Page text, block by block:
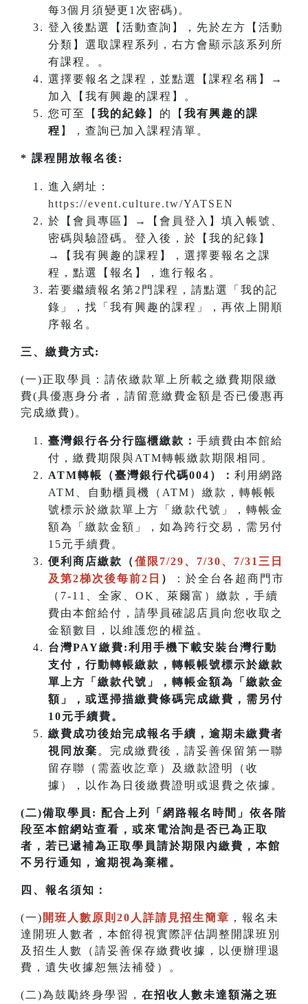
每3個月須變更1次密碼)。
登入後點選【活動查詢】，先於左方【活動
分類】選取課程系列，右方會顯示該系列所
有課程。。
選擇要報名之課程，並點選【課程名稱】→
加入【我有興趣的課程】。
您可至【 我的紀錄 】的【 我有興趣的課
程 】，查詢已加入課程清單。
* 課程開放報名後:
進入網址：
https://event.culture.tw/YATSEN
於【會員專區】→【會員登入】填入帳號、
密碼與驗證碼。登入後，於【我的紀錄】
→【我有興趣的課程】，選擇要報名之課
程，點選【報名】，進行報名。
若要繼續報名第2門課程，請點選「我的記
錄」，找「我有興趣的課程」，再依上開順
序報名。
三、繳費方式:
(一)正取學員：請依繳款單上所載之繳費期限繳
費(具優惠身分者，請留意繳費金額是否已優惠再
完成繳費)。
臺灣銀行各分行臨櫃繳款： 手續費由本館給
付，繳費期限與ATM轉帳繳款期限相同。
ATM轉帳（臺灣銀行代碼004）： 利用網路
ATM、自動櫃員機（ATM）繳款，轉帳帳
號標示於繳款單上方「繳款代號」，轉帳金
額為「繳款金額」，如為跨行交易，需另付
15元手續費。
便利商店繳款（ 僅限7/29、7/30、7/31三日
及第2梯次後每前2日 ）
：於全台各超商門市
（7-11、全家、OK、萊爾富）繳款，手續
費由本館給付，請學員確認店員向您收取之
金額數目，以維護您的權益。
台灣PAY繳費:利用手機下載安裝台灣行動
支付，行動轉帳繳款，轉帳帳號標示於繳款
單上方「繳款代號」，轉帳金額為「繳款金
額」，或逕掃描繳費條碼完成繳費，需另付
10元手續費。
繳費成功後始完成報名手續，逾期未繳費者
視同放棄。完成繳費後，請妥善保留第一聯
留存聯（需蓋收訖章）及繳款證明（收
據），以作為日後繳費證明或退費之依據。
(二)備取學員: 配合上列「網路報名時間」依各階
段至本館網站查看，或來電洽詢是否已為正取
者，若已遞補為正取學員請於期限內繳費，本館
不另行通知，逾期視為棄權。
四 、 報名須知：
(一) 開班人數原則20人詳請見招生簡章 ，報名未
達開班人數者，本館得視實際評估調整開課班別
及招生人數（請妥善保存繳費收據，以便辦理退
費，遺失收據恕無法補發）。
(二)為鼓勵終身學習， 在招收人數未達額滿之班